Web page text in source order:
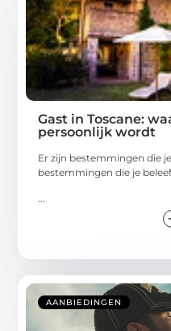
Gast in Toscane:
persoonlijk wordt
Er zijn bestemmingen die
bestemmingen die je
...
AANBIEDINGEN